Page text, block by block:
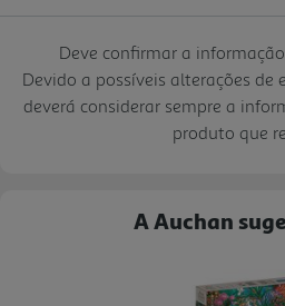
Deve confirmar a
Devido a possíveis alterações de
deverá considerar sempre a
produto que
A Auchan